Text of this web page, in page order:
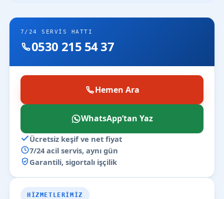
7/24 SERVIS HATTI
0530 215 54 37
Hemen Ara
WhatsApp’tan Yaz
Ücretsiz keşif ve net fiyat
7/24 acil servis, aynı gün
Garantili, sigortalı işçilik
HIZMETLERIMIZ